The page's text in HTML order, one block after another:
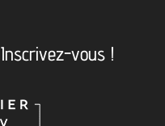
Inscrivez-vous !